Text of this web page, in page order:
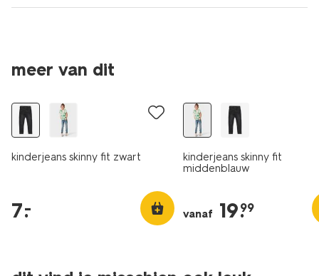
meer van dit
laag geprijsd
kinderjeans skinny fit zwart
7.
–
kinderjeans skinny fit
middenblauw
vanaf 19.
99